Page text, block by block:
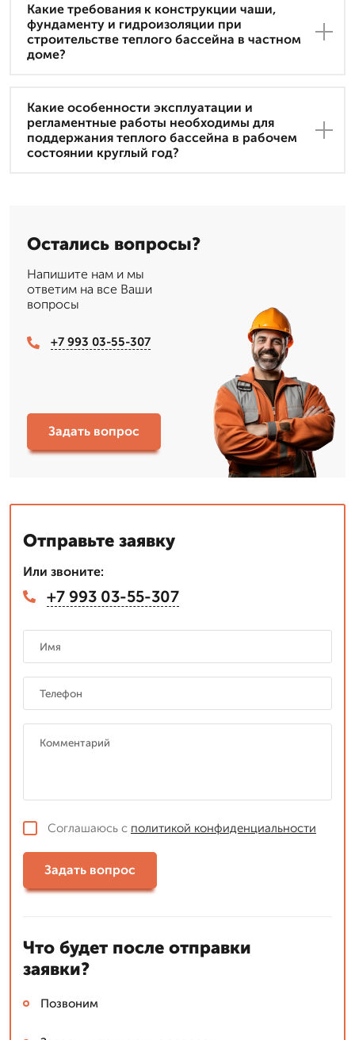
Какие требования к конструкции чаши,
фундаменту и гидроизоляции при
строительстве теплого бассейна в частном
доме?
Какие особенности эксплуатации и
регламентные работы необходимы для
поддержания теплого бассейна в рабочем
состоянии круглый год?
Остались вопросы?
Напишите нам и мы
ответим на все Ваши
вопросы
+7 993 03-55-307
Задать вопрос
Отправьте заявку
Или звоните:
+7 993 03-55-307
Соглашаюсь с политикой конфиденциальности
Задать вопрос
Что будет после отправки
заявки?
Позвоним